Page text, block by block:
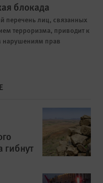
блокада
перечень лиц, связанных
терроризма, приводит к
прав
гибнут